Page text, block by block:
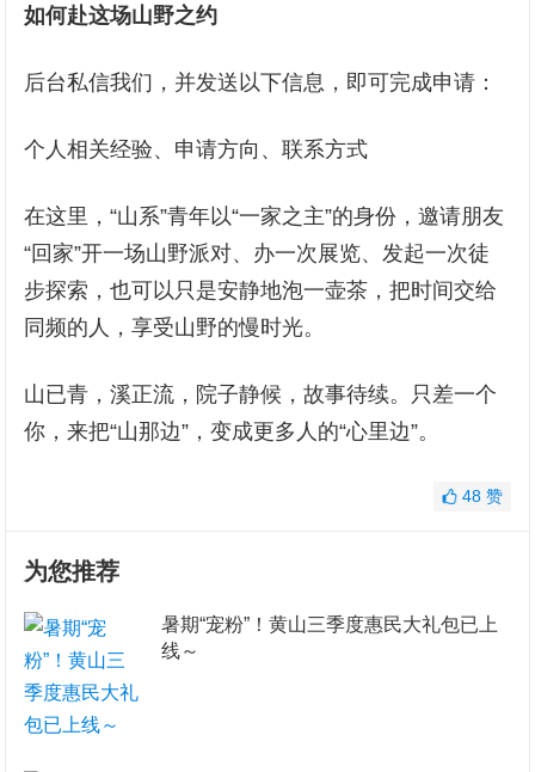
如何赴这场山野之约
后台私信我们，并发送以下信息，即可完成申请：
个人相关经验、申请方向、联系方式
在这里，“山系”青年以“一家之主”的身份，邀请朋友
“回家”开一场山野派对、办一次展览、发起一次徒
步探索，也可以只是安静地泡一壶茶，把时间交给
同频的人，享受山野的慢时光。
山已青，溪正流，院子静候，故事待续。只差一个
你，来把“山那边”，变成更多人的“心里边”。
48 赞
为您推荐
暑期“宠粉”！黄山三季度惠民大礼包已上
线～